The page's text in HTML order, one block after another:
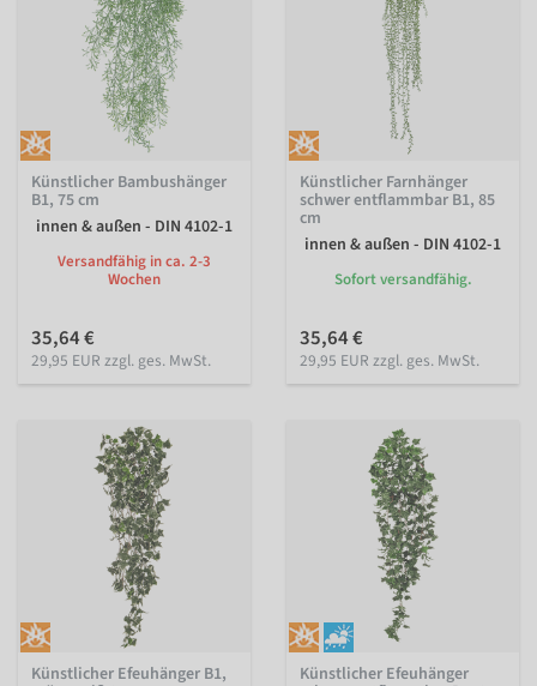
Künstlicher Bambushänger
B1, 75 cm
innen & außen - DIN 4102-1
Versandfähig in ca. 2-3
Wochen
35,64 €
29,95 EUR zzgl. ges. MwSt.
Künstlicher Farnhänger
schwer entflammbar B1, 85
cm
innen & außen - DIN 4102-1
Sofort versandfähig.
35,64 €
29,95 EUR zzgl. ges. MwSt.
Künstlicher Efeuhänger B1, Künstlicher Efeuhänger